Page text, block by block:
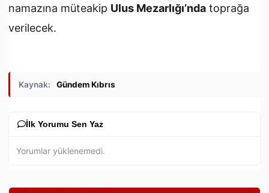
namazına müteakip Ulus Mezarlığı’nda toprağa
verilecek.
Kaynak: Gündem Kıbrıs
İlk Yorumu Sen Yaz
Yorumlar yüklenemedi.